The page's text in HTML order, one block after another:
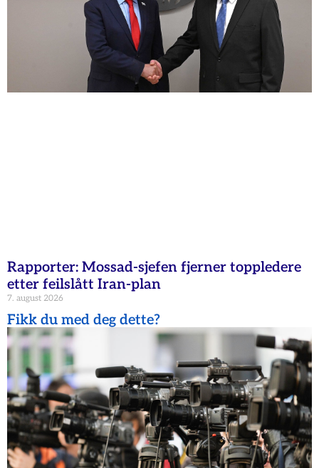
Rapporter: Mossad-sjefen fjerner toppledere
etter feilslått Iran-plan
7. august 2026
Fikk du med deg dette?